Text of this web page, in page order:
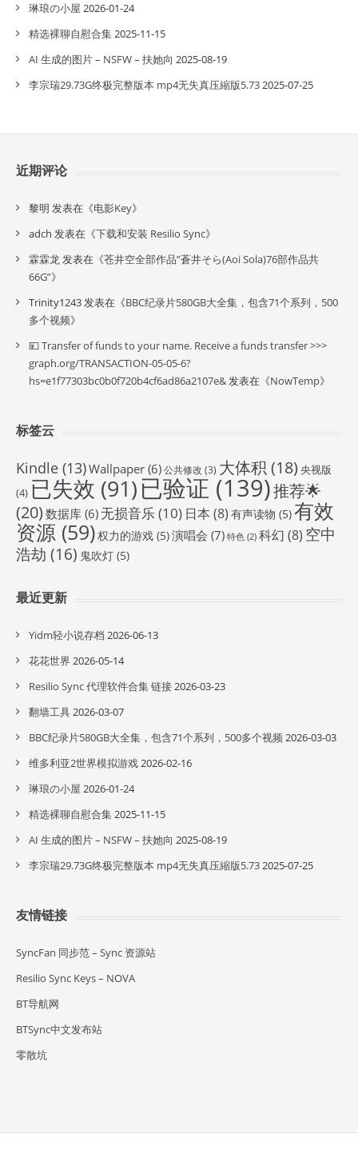
琳琅の小屋 2026-01-24
精选裸聊自慰合集2025-11-15
AI 生成的图片 – NSFW – 扶她向 2025-08-19
李宗瑞29.73G终极完整版本 mp4无失真压縮版5.732025-07-25
近期评论
黎明 发表在《电影Key》
adch 发表在《下载和安装 Resilio Sync》
霖霖龙发表在《苍井空全部作品”蒼井そら(Aoi Sola)76部作品共
66G”》
Trinity1243发表在《BBC纪录片580GB大全集，包含71个系列，500
多个视频》
💴 Transfer of funds to your name. Receive a funds transfer >>>
graph.org/TRANSACTION-05-05-6?
hs=e1f77303bc0b0f720b4cf6ad86a2107e&发表在《NowTemp》
标签云
Kindle (13)Wallpaper (6)公共修改 (3) 大体积 (18) 央视版
(4) 已失效 (91)已验证 (139)推荐🌟
(20) 数据库 (6) 无损音乐(10) 日本 (8) 有声读物 (5)有效
资源 (59)权力的游戏 (5)演唱会 (7) 特色 (2) 科幻 (8) 空中
浩劫 (16) 鬼吹灯 (5)
最近更新
Yidm轻小说存档 2026-06-13
花花世界 2026-05-14
Resilio Sync 代理软件合集 链接2026-03-23
翻墙工具2026-03-07
BBC纪录片580GB大全集，包含71个系列，500多个视频2026-03-03
维多利亚2世界模拟游戏2026-02-16
琳琅の小屋 2026-01-24
精选裸聊自慰合集2025-11-15
AI 生成的图片 – NSFW – 扶她向 2025-08-19
李宗瑞29.73G终极完整版本 mp4无失真压縮版5.732025-07-25
友情链接
SyncFan 同步范 – Sync 资源站
Resilio Sync Keys – NOVA
BT导航网
BTSync中文发布站
零散坑